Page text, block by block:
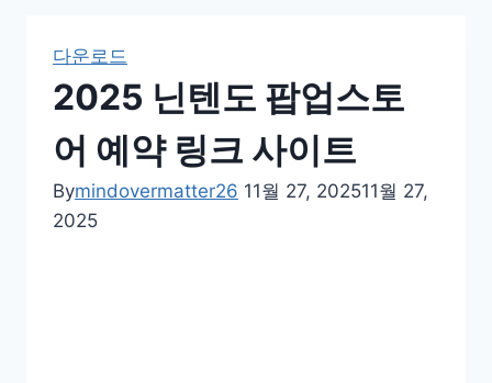
다운로드
2025 닌텐도 팝업스토
어 예약 링크 사이트
Bymindovermatter26 11월 27, 202511월 27,
2025